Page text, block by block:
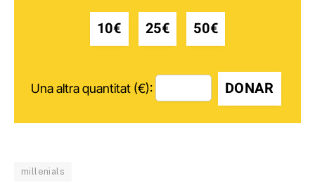
10€ 25€ 50€
Una altra quantitat (€): DONAR
millenials